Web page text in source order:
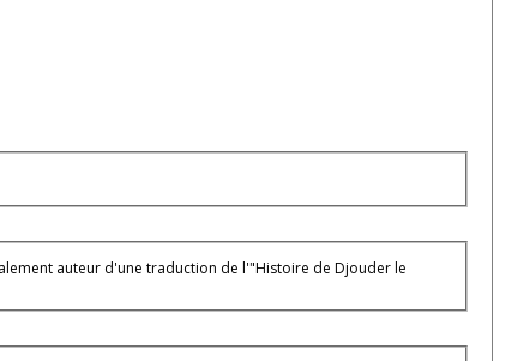
auteur d'une traduction de l'"Histoire de Djouder le